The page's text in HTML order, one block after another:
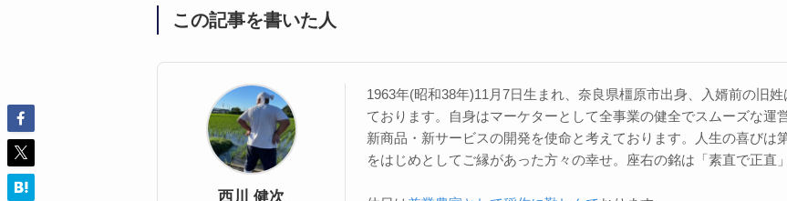
この記事を書いた人
西川 健次
1963年(昭和38年)11月7日生まれ、奈良県橿原市出身、入婿前の旧
ております。自身はマーケターとして全事業の健全でスムーズな運
新商品・新サービスの開発を使命と考えております。人生の喜びは
をはじめとしてご縁があった方々の幸せ。座右の銘は「素直で正直」